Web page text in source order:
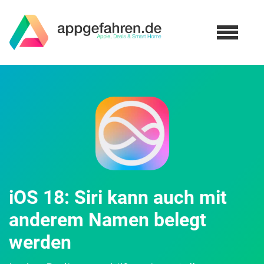
iOS 18: Siri kann auch mit
anderem Namen belegt
werden